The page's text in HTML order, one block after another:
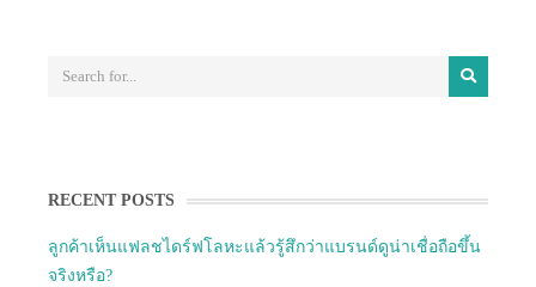
RECENT POSTS
ลูกค้าเห็นแฟลชไดร์ฟโลหะแล้วรู้สึกว่าแบรนด์ดูน่าเชื่อถือขึ้น
จริงหรือ?